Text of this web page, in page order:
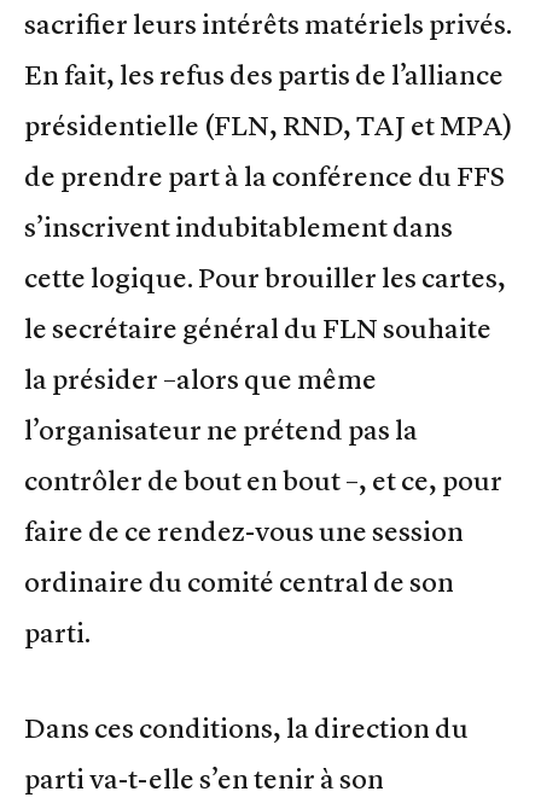
sacrifier leurs intérêts matériels privés.
En fait, les refus des partis de l’alliance
présidentielle (FLN, RND, TAJ et MPA)
de prendre part à la conférence du FFS
s’inscrivent indubitablement dans
cette logique. Pour brouiller les cartes,
le secrétaire général du FLN souhaite
la présider –alors que même
l’organisateur ne prétend pas la
contrôler de bout en bout –, et ce, pour
faire de ce rendez-vous une session
ordinaire du comité central de son
parti.
Dans ces conditions, la direction du
parti va-t-elle s’en tenir à son